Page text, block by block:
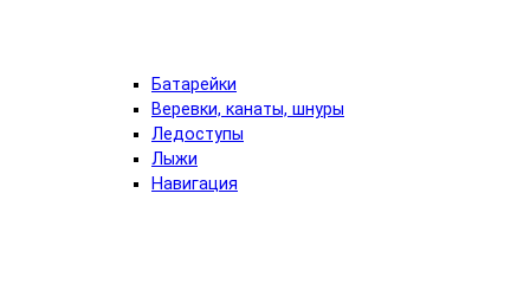
Батарейки
Веревки, канаты, шнуры
Ледоступы
Лыжи
Навигация